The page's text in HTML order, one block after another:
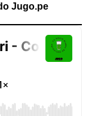
Jugo.pe